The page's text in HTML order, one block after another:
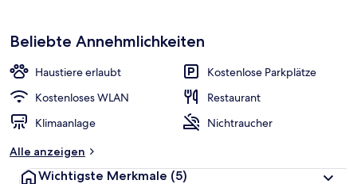
Beliebte Annehmlichkeiten
Haustiere erlaubt
Kostenlose Parkplätze
Kostenloses WLAN
Restaurant
Klimaanlage
Nichtraucher
Alle anzeigen
Wichtigste Merkmale (5)